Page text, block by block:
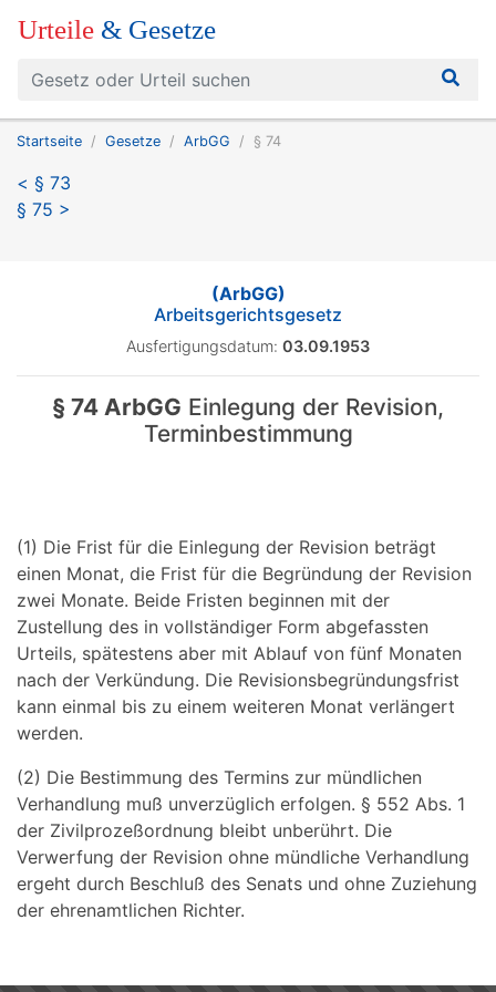
Urteile & Gesetze
Startseite Gesetze ArbGG § 74
< § 73
§ 75 >
(ArbGG)
Arbeitsgerichtsgesetz
Ausfertigungsdatum: 03.09.1953
§ 74 ArbGG Einlegung der Revision,
Terminbestimmung
(1) Die Frist für die Einlegung der Revision beträgt
einen Monat, die Frist für die Begründung der Revision
zwei Monate. Beide Fristen beginnen mit der
Zustellung des in vollständiger Form abgefassten
Urteils, spätestens aber mit Ablauf von fünf Monaten
nach der Verkündung. Die Revisionsbegründungsfrist
kann einmal bis zu einem weiteren Monat verlängert
werden.
(2) Die Bestimmung des Termins zur mündlichen
Verhandlung muß unverzüglich erfolgen. § 552 Abs. 1
der Zivilprozeßordnung bleibt unberührt. Die
Verwerfung der Revision ohne mündliche Verhandlung
ergeht durch Beschluß des Senats und ohne Zuziehung
der ehrenamtlichen Richter.